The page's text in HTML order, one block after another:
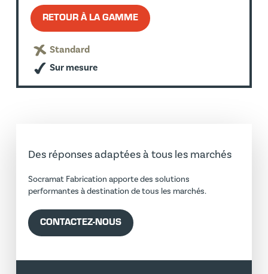
RETOUR À LA GAMME
Standard
Sur mesure
Des réponses adaptées à tous les marchés
Socramat Fabrication apporte des solutions
performantes à destination de tous les marchés.
CONTACTEZ-NOUS